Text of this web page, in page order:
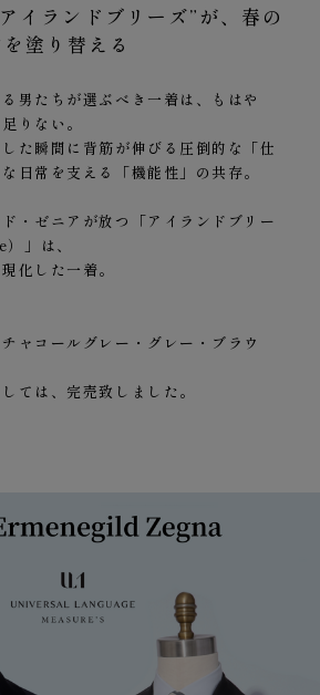
イランドブリーズ”が、春の
塗り替える
男たちが選ぶべき一着は、もはや
りない。
た瞬間に背筋が伸びる圧倒的な「仕
日常を支える「機能性」の共存。
・ゼニアが放つ「アイランドブリー
」は、
化した一着。
ャコールグレー・グレー・ブラウ
ては、完売致しました。